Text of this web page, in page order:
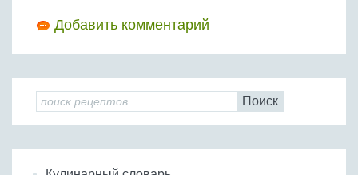
Добавить комментарий
Поиск